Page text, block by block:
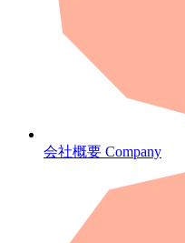
会社概要 Company